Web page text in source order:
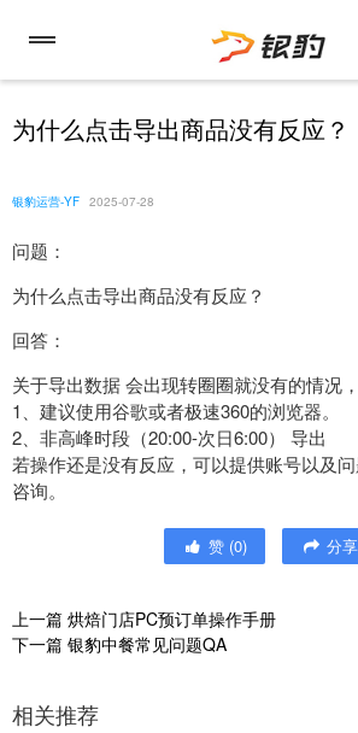
为什么点击导出商品没有反应？
银豹运营-YF 2025-07-28
问题：
为什么点击导出商品没有反应？
回答：
关于导出数据 会出现转圈圈就没有的情况
1、建议使用谷歌或者极速360的浏览器。
2、非高峰时段（20:00-次日6:00） 导出
若操作还是没有反应，可以提供账号以及
咨询。
赞 (0) 分享
上一篇 烘焙门店PC预订单操作手册
下一篇 银豹中餐常见问题QA
相关推荐